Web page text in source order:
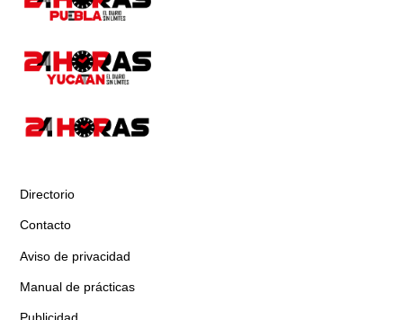
Directorio
Contacto
Aviso de privacidad
Manual de prácticas